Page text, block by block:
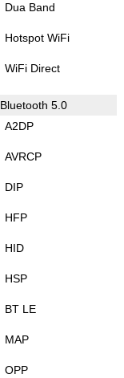
Dua Band
Hotspot WiFi
WiFi Direct
Bluetooth 5.0
A2DP
AVRCP
DIP
HFP
HID
HSP
BT LE
MAP
OPP